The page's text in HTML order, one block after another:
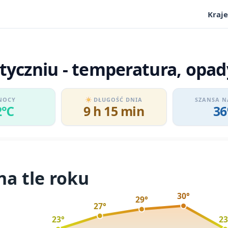
Kraje
- temperatura,
DŁUGOŚĆ DNIA
9 h 15 min
SZANSA